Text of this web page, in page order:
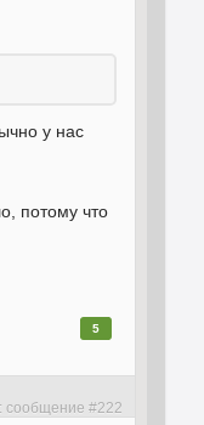
у нас
потому что
5